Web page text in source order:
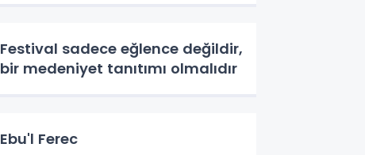
Festival sadece eğlence değildir,
bir medeniyet tanıtımı olmalıdır
Ebu'l Ferec